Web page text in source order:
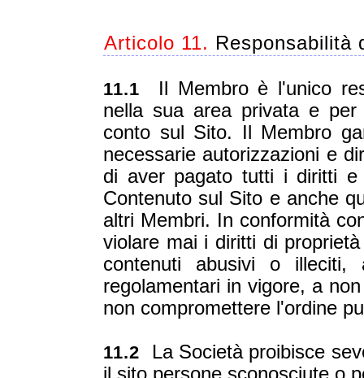
Articolo 11. Responsabilità
11.1 Il Membro è l'unico
nella sua area privata e
conto sul Sito. Il Membro
necessarie autorizzazioni e
di aver pagato tutti i diritti e
Contenuto sul Sito e anche
altri Membri. In conformità
violare mai i diritti di
contenuti abusivi o
regolamentari in vigore, a
non compromettere l'ordine
11.2 La Società proibisce